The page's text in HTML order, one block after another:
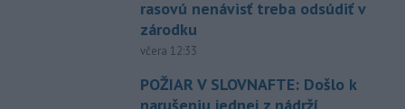
rasovú nenávisť treba odsúdiť v
zárodku
včera 12:33
POŽIAR V SLOVNAFTE: Došlo k